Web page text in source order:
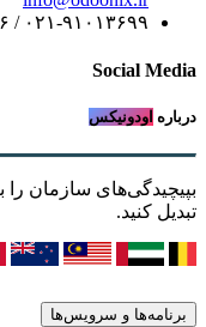
۰۲۱-۹۱۰۱۳۶۹۹ / ۰۹۹۶۱۲۳۹۷۴۶ / ۰۹۱۰۱۹۸۱۷۱۳-۱۴
Social Media
درباره اودونیکس
بپیچیدگی‌های سازمان
تبدیل کنید.
برنامه‌ها و سرویس‌ها